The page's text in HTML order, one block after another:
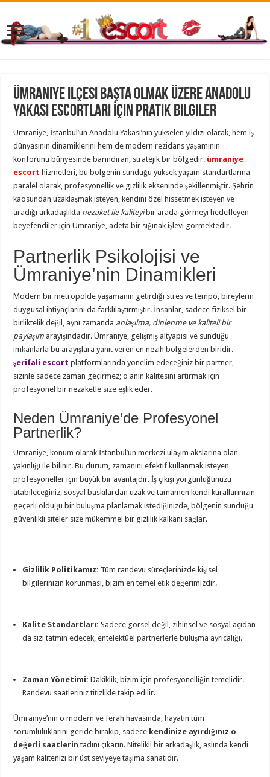
Ümraniye ilçesi başta olmak üzere anadolu
yakası escortları İçin Pratik Bilgiler
Ümraniye, İstanbul’un Anadolu Yakası’nın yükselen yıldızı olarak, hem iş
dünyasının dinamiklerini hem de modern rezidans yaşamının
konforunu bünyesinde barındıran, stratejik bir bölgedir. ümraniye
escort hizmetleri, bu bölgenin sunduğu yüksek yaşam standartlarına
paralel olarak, profesyonellik ve gizlilik ekseninde şekillenmiştir. Şehrin
kaosundan uzaklaşmak isteyen, kendini özel hissetmek isteyen ve
aradığı arkadaşlıkta nezaket ile kaliteyibir arada görmeyi hedefleyen
beyefendiler için Ümraniye, adeta bir sığınak işlevi görmektedir.
Partnerlik Psikolojisi ve
Ümraniye’nin Dinamikleri
Modern bir metropolde yaşamanın getirdiği stres ve tempo, bireylerin
duygusal ihtiyaçlarını da farklılaştırmıştır. İnsanlar, sadece fiziksel bir
birliktelik değil, aynı zamanda anlaşılma, dinlenme ve kaliteli bir
paylaşım arayışındadır. Ümraniye, gelişmiş altyapısı ve sunduğu
imkanlarla bu arayışlara yanıt veren en nezih bölgelerden biridir.
şerifali escort platformlarında yönelim edeceğiniz bir partner,
sizinle sadece zaman geçirmez; o anın kalitesini artırmak için
profesyonel bir nezaketle size eşlik eder.
Neden Ümraniye’de Profesyonel
Partnerlik?
Ümraniye, konum olarak İstanbul’un merkezi ulaşım akslarına olan
yakınlığı ile bilinir. Bu durum, zamanını efektif kullanmak isteyen
profesyoneller için büyük bir avantajdır. İş çıkışı yorgunluğunuzu
atabileceğiniz, sosyal baskılardan uzak ve tamamen kendi kurallarınızın
geçerli olduğu bir buluşma planlamak istediğinizde, bölgenin sunduğu
güvenlikli siteler size mükemmel bir gizlilik kalkanı sağlar.
Gizlilik Politikamız: Tüm randevu süreçlerinizde kişisel
bilgilerinizin korunması, bizim en temel etik değerimizdir.
Kalite Standartları: Sadece görsel değil, zihinsel ve sosyal açıdan
da sizi tatmin edecek, entelektüel partnerlerle buluşma ayrıcalığı.
Zaman Yönetimi: Dakiklik, bizim için profesyonelliğin temelidir.
Randevu saatleriniz titizlikle takip edilir.
Ümraniye’nin o modern ve ferah havasında, hayatın tüm
sorumluluklarını geride bırakıp, sadece kendinize ayırdığınız o
değerli saatlerin tadını çıkarın. Nitelikli bir arkadaşlık, aslında kendi
yaşam kalitenizi bir üst seviyeye taşıma sanatıdır.